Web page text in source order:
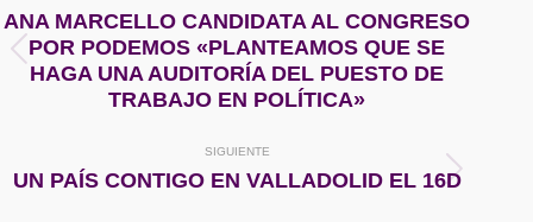
entre
publicacionesPublicación
anterior:
ANA MARCELLO CANDIDATA AL CONGRESO
POR PODEMOS «PLANTEAMOS QUE SE
HAGA UNA AUDITORÍA DEL PUESTO DE
TRABAJO EN POLÍTICA»
SIGUIENTE
Publicación
UN PAÍS CONTIGO EN VALLADOLID EL 16D